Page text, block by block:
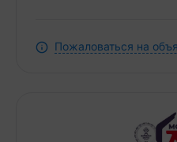
стульями с ярким
гостиная с уютным
мебелью. Большое окно
Пожаловаться на